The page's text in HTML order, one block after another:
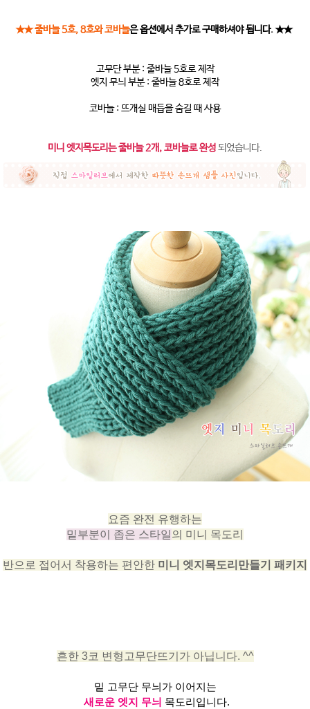
★★ 줄바늘 5호, 8호와 코바늘은 옵션에서 추가로 구매하셔야 됩니다. ★★
고무단 부분 : 줄바늘 5호로 제작
엣지 무늬 부분 : 줄바늘 8호로 제작
코바늘 : 뜨개실 매듭을 숨길 때 사용
미니 엣지목도리는 줄바늘 2개, 코바늘로 완성되었습니다.
요즘 완전 유행하는
밑부분이 좁은 스타일의 미니 목도리
반으로 접어서 착용하는 편안한 미니 엣지목도리만들기 패키지
흔한 3코 변형고무단뜨기가 아닙니다. ^^
밑 고무단 무늬가 이어지는
새로운 엣지 무늬 목도리입니다.